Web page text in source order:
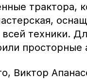
трактора,
техники.
просторные
Виктор